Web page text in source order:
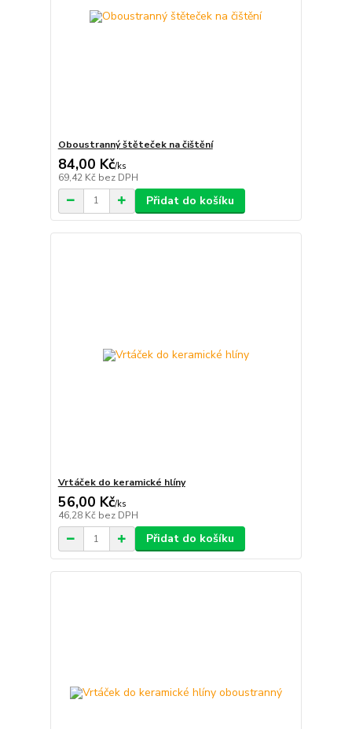
Oboustranný štěteček na čištění
84,00 Kč/ks
69,42 Kč bez DPH
Přidat do košíku
Vrtáček do keramické hlíny
56,00 Kč/ks
46,28 Kč bez DPH
Přidat do košíku